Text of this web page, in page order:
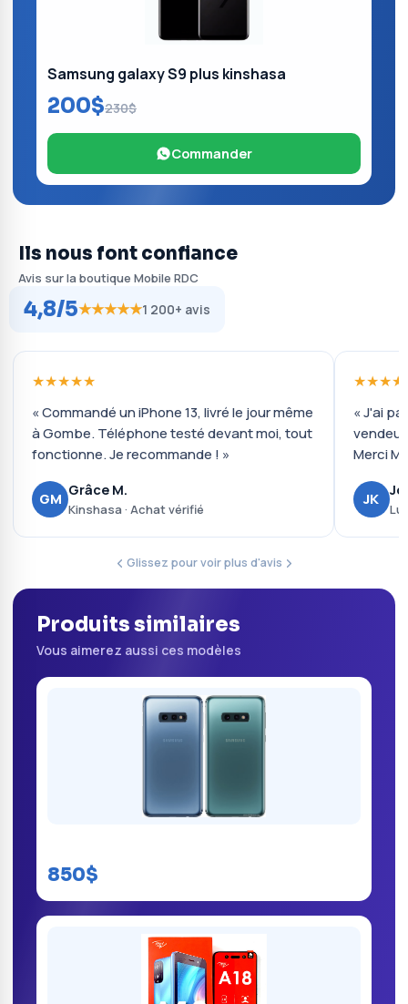
Samsung galaxy S9 plus kinshasa
200$230$
Commander
Ils nous font confiance
Avis sur la boutique Mobile RDC
4,8/5★★★★★1 200+ avis
★★★★★
« Commandé un iPhone 13, livré le jour même
à Gombe. Téléphone testé devant moi, tout
fonctionne. Je recommande ! »
GM Grâce M.
Kinshasa · Achat vérifié
« J'ai
Merci
JK
Glissez pour voir plus d'avis
Produits similaires
Vous aimerez aussi ces modèles
850$